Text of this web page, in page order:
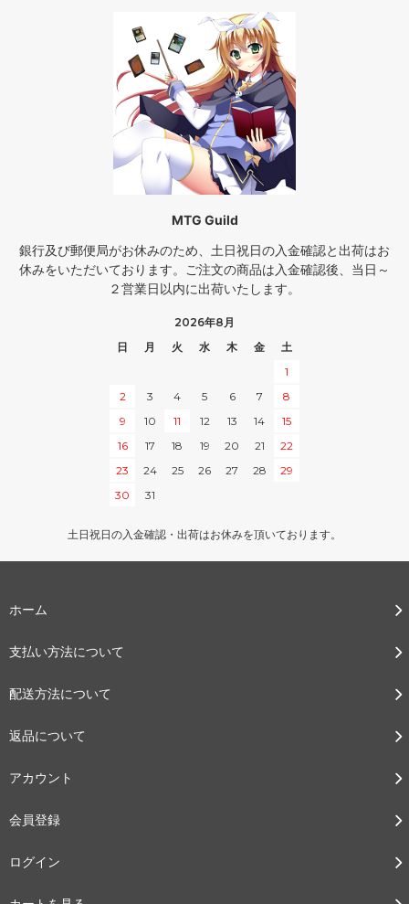
MTG Guild
銀行及び郵便局がお休みのため、土日祝日の入金確認と出荷はお
休みをいただいております。ご注文の商品は入金確認後、当日～
２営業日以内に出荷いたします。
2026年8月
日
月 火 水 木 金
土
1
2
3 4 5 6 7
8
9
10 11 12 13 14
15
16
17 18 19 20 21
22
23
24 25 26 27 28
29
30
31
土日祝日の入金確認・出荷はお休みを頂いております。
ホーム
支払い方法について
配送方法について
返品について
アカウント
会員登録
ログイン